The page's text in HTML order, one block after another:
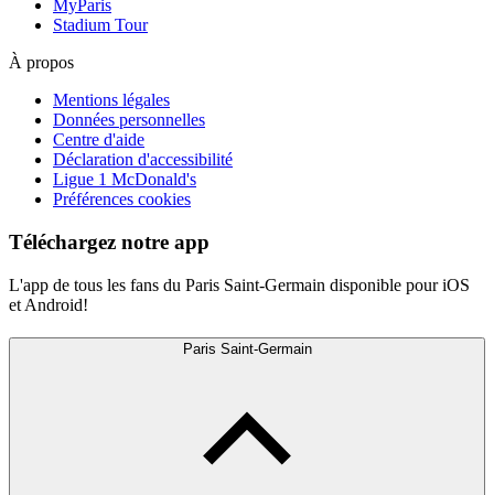
MyParis
Stadium Tour
À propos
Mentions légales
Données personnelles
Centre d'aide
Déclaration d'accessibilité
Ligue 1 McDonald's
Préférences cookies
Téléchargez notre app
L'app de tous les fans du Paris Saint-Germain disponible pour iOS
et Android!
Paris Saint-Germain